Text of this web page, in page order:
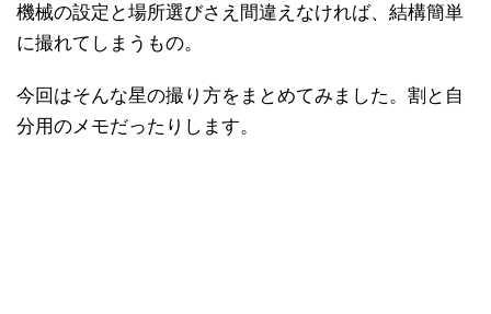
機械の設定と場所選びさえ間違えなければ、結構簡単
に撮れてしまうもの。
今回はそんな星の撮り方をまとめてみました。割と自
分用のメモだったりします。